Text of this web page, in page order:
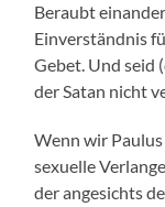
Beraubt
Einverständnis
Gebet. Und seid
der Satan nicht
Wenn wir
sexuelle
der angesichts